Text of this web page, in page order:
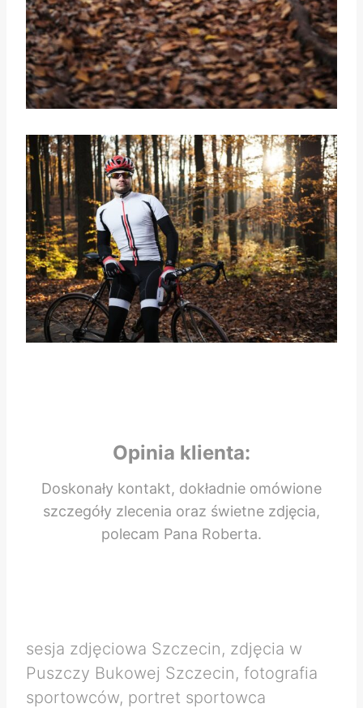
Opinia klienta:
Doskonały kontakt, dokładnie omówione
szczegóły zlecenia oraz świetne zdjęcia,
polecam Pana Roberta.
sesja zdjęciowa Szczecin, zdjęcia w
Puszczy Bukowej Szczecin, fotografia
sportowców, portret sportowca